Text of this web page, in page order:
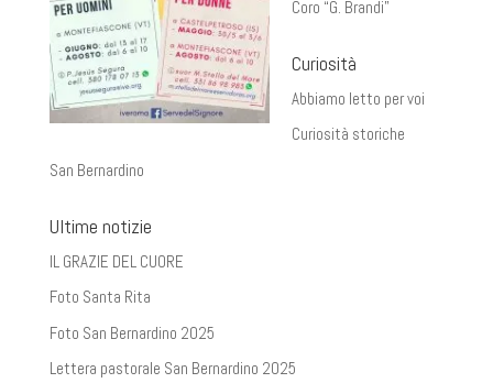
Coro “G. Brandi”
Curiosità
Abbiamo letto per voi
Curiosità storiche
San Bernardino
Ultime notizie
IL GRAZIE DEL CUORE
Foto Santa Rita
Foto San Bernardino 2025
Lettera pastorale San Bernardino 2025